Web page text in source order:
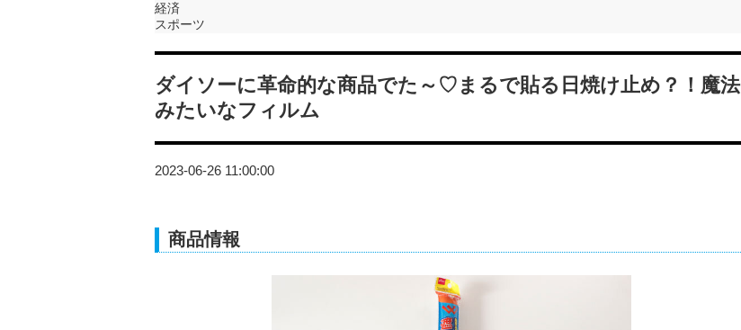
経済
スポーツ
ダイソーに革命的な商品でた～♡まるで貼る日焼け止め？！魔法
みたいなフィルム
2023-06-26 11:00:00
商品情報